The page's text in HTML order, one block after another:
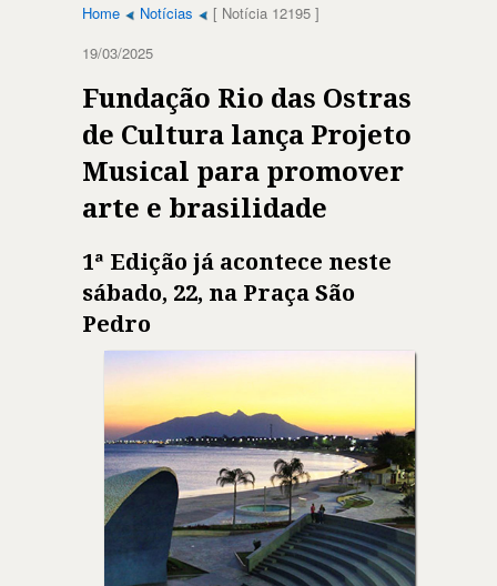
Home Notícias
[ Notícia 12195 ]
19/03/2025
Fundação Rio das Ostras
de Cultura lança Projeto
Musical para promover
arte e brasilidade
1ª Edição já acontece neste
sábado, 22, na Praça São
Pedro